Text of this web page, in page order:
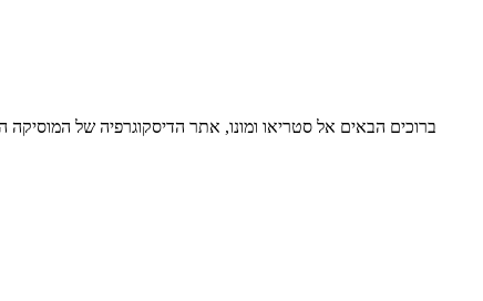
ברוכים הבאים אל סטריאו ומונו, אתר הדיסקוגרפיה של